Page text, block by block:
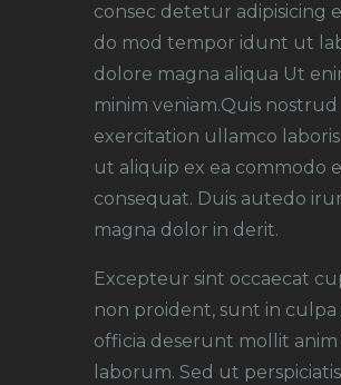
consec detetur adipisicing
do mod tempor idunt ut
dolore magna aliqua Ut
minim veniam.Quis nostrud
exercitation ullamco
ut aliquip ex ea commodo
consequat. Duis autedo
magna dolor in derit.
Excepteur sint occaecat
non proident, sunt in culpa
officia deserunt mollit anim
laborum. Sed ut